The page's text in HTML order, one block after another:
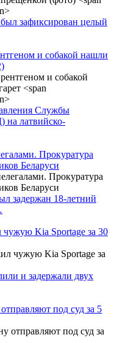
зафиксирован целый
и собакой нашли
Службы
на латвийско-
Прокуратура
Беларуси
задержан 18-летний
Kia Sportage за 30
и задержали двух
под суд за 5